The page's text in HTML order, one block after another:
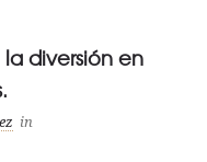
diversión en
in